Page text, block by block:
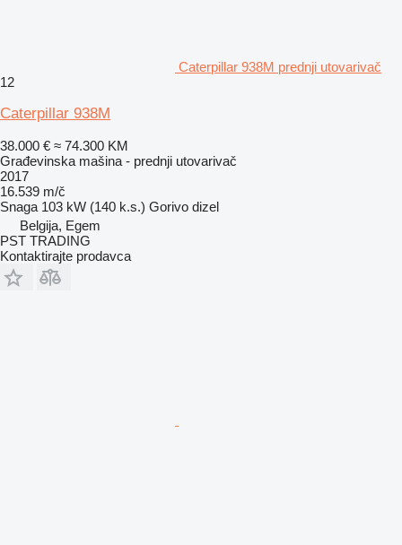
Caterpillar 938M prednji utovarivač
12
Caterpillar 938M
38.000 € ≈ 74.300 KM
Građevinska mašina - prednji utovarivač
2017
16.539 m/č
Snaga 103 kW (140 k.s.) Gorivo dizel
Belgija, Egem
PST TRADING
Kontaktirajte prodavca